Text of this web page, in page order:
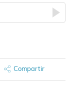
Compartir